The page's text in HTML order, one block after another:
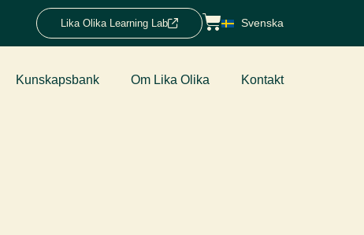
Lika Olika Learning Lab Svenska
Kunskapsbank Om Lika Olika Kontakt